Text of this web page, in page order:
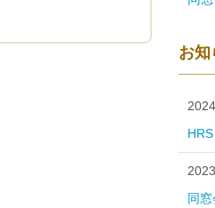
お知
同